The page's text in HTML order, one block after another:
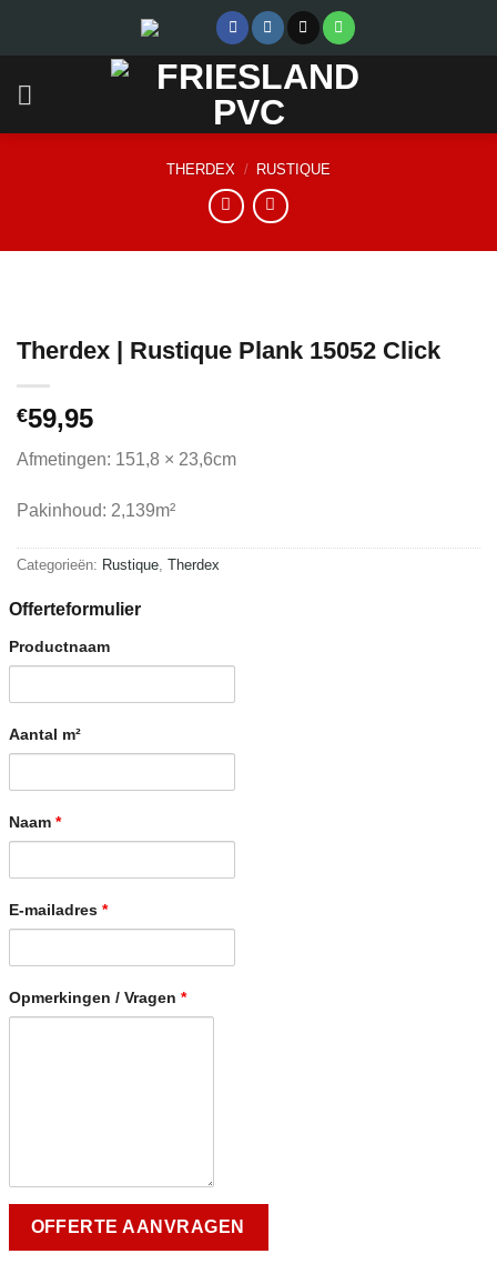
THERDEX / RUSTIQUE
Therdex | Rustique Plank 15052 Click
€59,95
Afmetingen: 151,8 × 23,6cm
Pakinhoud: 2,139m²
Categorieën: Rustique Therdex
Offerteformulier
Productnaam
Aantal m²
Naam *
E-mailadres *
Opmerkingen / Vragen *